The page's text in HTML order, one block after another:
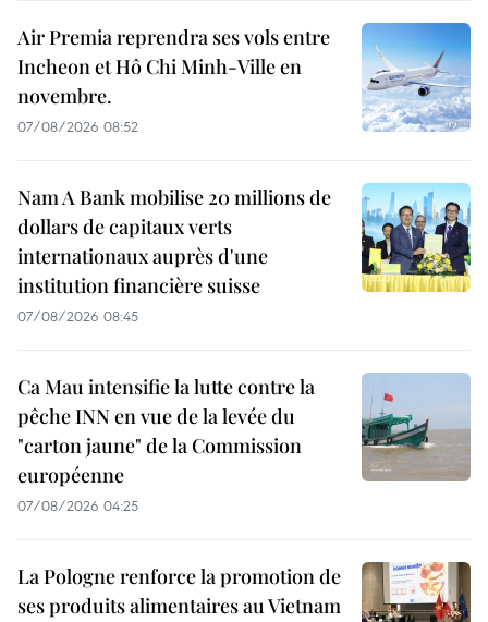
Air Premia reprendra ses vols entre
Incheon et Hô Chi Minh-Ville en
novembre.
07/08/2026 08:52
Nam A Bank mobilise 20 millions de
dollars de capitaux verts
internationaux auprès d'une
institution financière suisse
07/08/2026 08:45
Ca Mau intensifie la lutte contre la
pêche INN en vue de la levée du
"carton jaune" de la Commission
européenne
07/08/2026 04:25
La Pologne renforce la promotion de
ses produits alimentaires au Vietnam